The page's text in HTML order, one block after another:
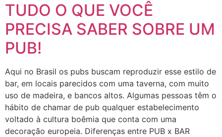
TUDO O QUE VOCÊ
PRECISA SABER SOBRE UM
PUB!
Aqui no Brasil os pubs buscam reproduzir esse estilo de
bar, em locais parecidos com uma taverna, com muito
uso de madeira, e bancos altos. Algumas pessoas têm o
hábito de chamar de pub qualquer estabelecimento
voltado à cultura boêmia que conta com uma
decoração europeia. Diferenças entre PUB x BAR